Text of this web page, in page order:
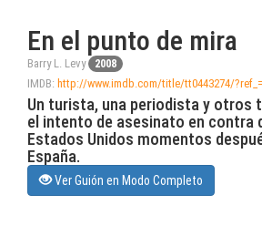
En el punto de mira
Barry L. Levy 2008
IMDB: http://www.imdb.com/title/tt0443274/
Un turista, una periodista y otros
el intento de asesinato en contra
Estados Unidos momentos
España.
Ver Guión en Modo Completo